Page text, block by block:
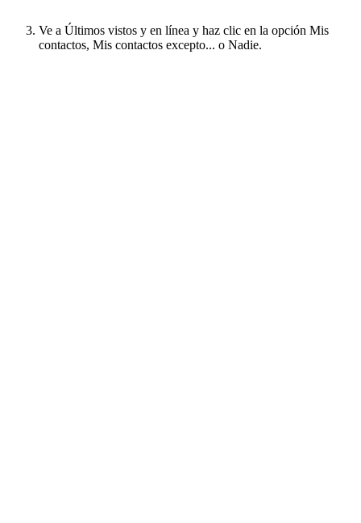
Ve a Últimos vistos y en línea y haz clic en la opción Mis
contactos, Mis contactos excepto... o Nadie.